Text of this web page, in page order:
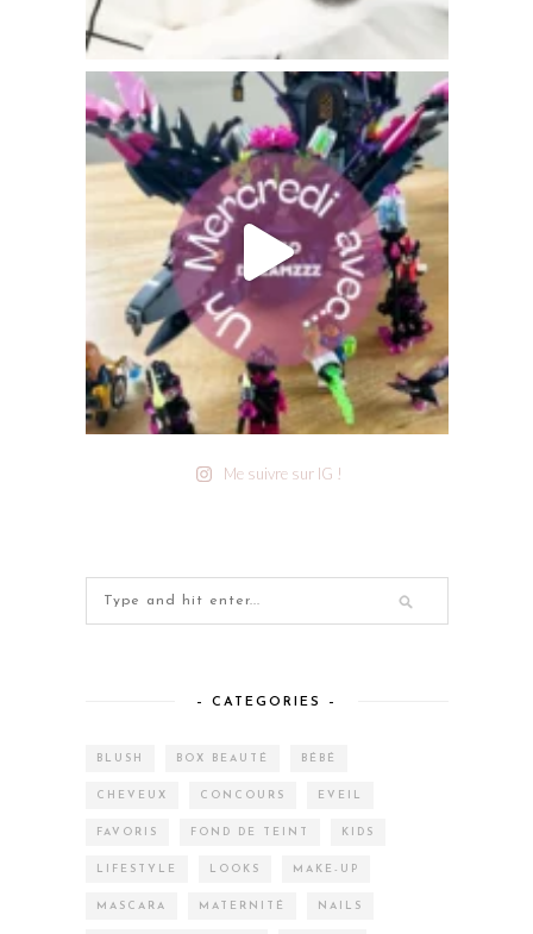
Me suivre sur IG !
– CATEGORIES –
BLUSH BOX BEAUTÉ BÉBÉ
CHEVEUX CONCOURS EVEIL
FAVORIS FOND DE TEINT KIDS
LIFESTYLE LOOKS MAKE-UP
MASCARA MATERNITÉ NAILS